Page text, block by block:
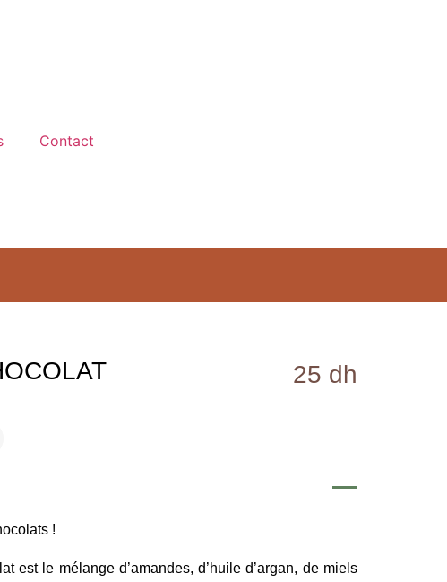
Contact
25 dh
!
est le mélange d’amandes, d’huile d’argan, de miels